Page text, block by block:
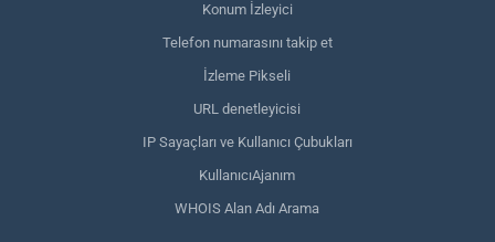
Konum İzleyici
Telefon numarasını takip et
İzleme Pikseli
URL denetleyicisi
IP Sayaçları ve Kullanıcı Çubukları
KullanıcıAjanım
WHOIS Alan Adı Arama